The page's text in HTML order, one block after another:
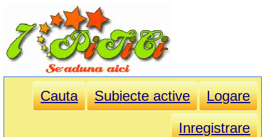
Cauta Subiecte active
Logare
Inregistrare